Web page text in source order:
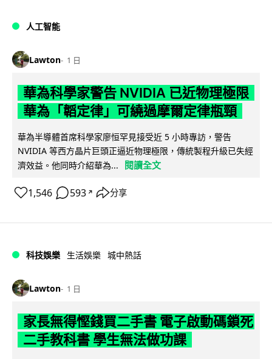
人工智能
Lawton 1 日
華為科學家警告 NVIDIA 已近物理極限
華為「韜定律」可繞過摩爾定律瓶頸
華為半導體首席科學家廖恒罕見接受近 5 小時專訪，警告
NVIDIA 等西方晶片巨頭正逼近物理極限，傳統製程升級已失經
濟效益。他同時介紹華為...
閱讀全文
1,546 593 ↗ 分享
科技娛樂 生活娛樂 城中熱話
Lawton 1 日
家長無得慳錢買二手書 電子啟動碼鎖死
二手教科書 學生無法做功課